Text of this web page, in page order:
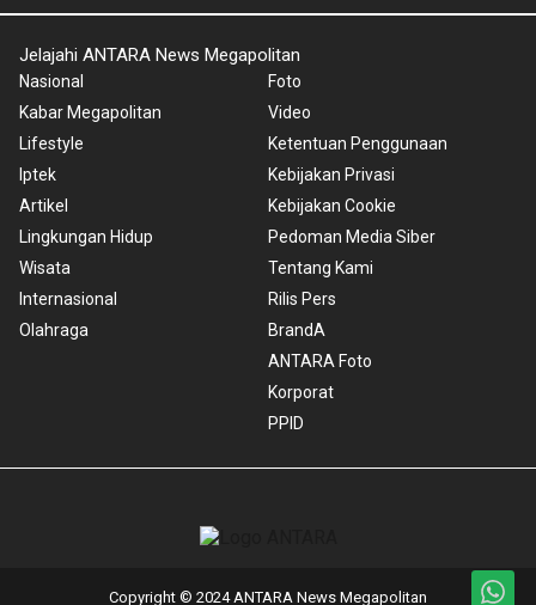
Jelajahi ANTARA News Megapolitan
Nasional
Kabar Megapolitan
Lifestyle
Iptek
Artikel
Lingkungan Hidup
Wisata
Internasional
Olahraga
Foto
Video
Ketentuan Penggunaan
Kebijakan Privasi
Kebijakan Cookie
Pedoman Media Siber
Tentang Kami
Rilis Pers
BrandA
ANTARA Foto
Korporat
PPID
Copyright © 2024 ANTARA News Megapolitan